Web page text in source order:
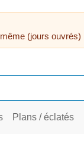
(jours ouvrés)
Plans / éclatés